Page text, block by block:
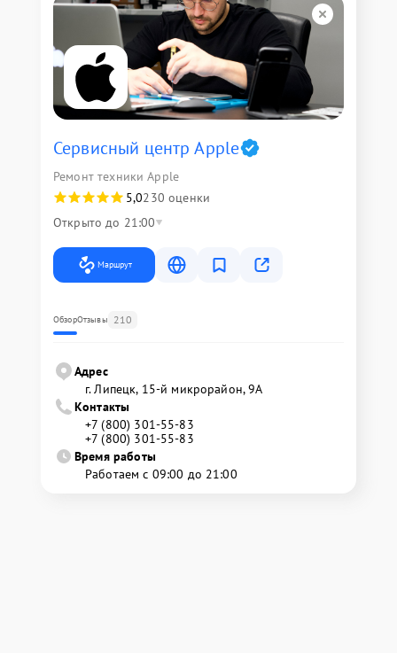
Сервисный центр Apple
Ремонт техники Apple
5,0230 оценки
Открыто до 21:00
Маршрут
ОбзорОтзывы 210
Адрес
г. Липецк, 15-й микрорайон, 9А
Контакты
+7 (800) 301-55-83
+7 (800) 301-55-83
Время работы
Работаем с 09:00 до 21:00